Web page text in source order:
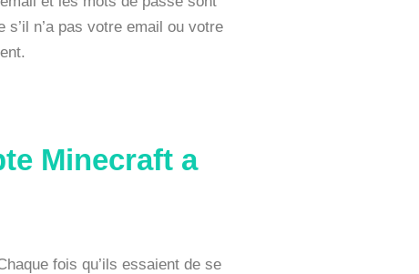
n’a pas votre email ou votre
Minecraft a
fois qu’ils essaient de se